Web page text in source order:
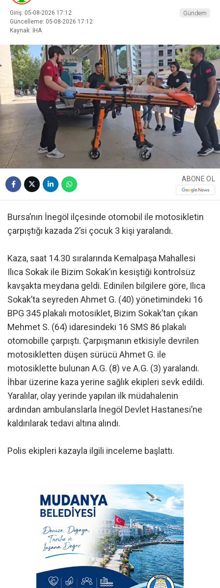
Giriş: 05-08-2026 17:12
Güncelleme: 05-08-2026 17:12
Kaynak: İHA
Gündem
ABONE OL
Bursa’nın İnegöl ilçesinde otomobil ile motosikletin
çarpıştığı kazada 2’si çocuk 3 kişi yaralandı.
Kaza, saat 14.30 sıralarında Kemalpaşa Mahallesi
Ilıca Sokak ile Bizim Sokak’ın kesiştiği kontrolsüz
kavşakta meydana geldi. Edinilen bilgilere göre, Ilıca
Sokak’ta seyreden Ahmet G. (40) yönetimindeki 16
BPG 345 plakalı motosiklet, Bizim Sokak’tan çıkan
Mehmet S. (64) idaresindeki 16 SMS 86 plakalı
otomobille çarpıştı. Çarpışmanın etkisiyle devrilen
motosikletten düşen sürücü Ahmet G. ile
motosiklette bulunan A.G. (8) ve A.G. (3) yaralandı.
İhbar üzerine kaza yerine sağlık ekipleri sevk edildi.
Yaralılar, olay yerinde yapılan ilk müdahalenin
ardından ambulanslarla İnegöl Devlet Hastanesi’ne
kaldırılarak tedavi altına alındı.
Polis ekipleri kazayla ilgili inceleme başlattı.